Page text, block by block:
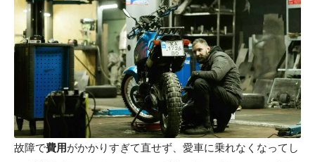
故障で費用がかかりすぎて直せず、愛車に乗れなくなってし